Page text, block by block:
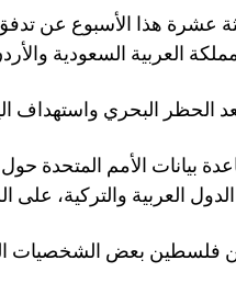
عشرة هذا الأسبوع عن
بيانات الأمم المتحدة
فلسطين بعض الشخصيات